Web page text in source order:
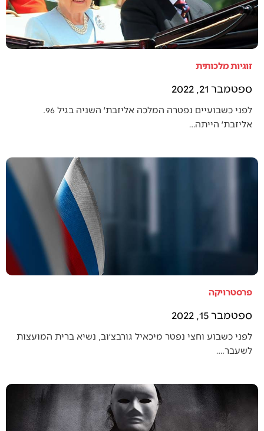
זוגיות מלכותית
ספטמבר 21, 2022
לפני כשבועיים נפטרה המלכה אליזבת׳ השניה בגיל 96.
אליזבת׳ הייתה…
פרסטרויקה
ספטמבר 15, 2022
לפני כשבוע וחצי נפטר מיכאיל גורבצ׳וב, נשיא ברית המועצות
לשעבר.…